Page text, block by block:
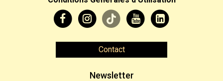
Contact
Newsletter